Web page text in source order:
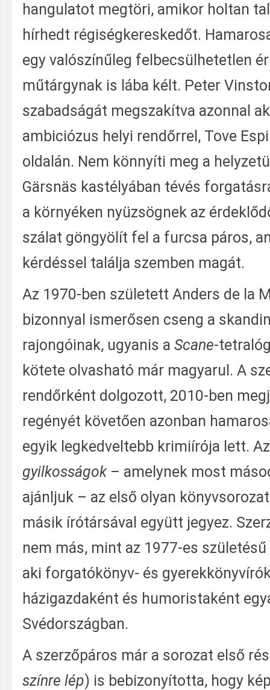
hangulatot megtöri, amikor holtan
hírhedt régiségkereskedőt.
egy valószínűleg felbecsülhetetlen
műtárgynak is lába kélt. Peter
szabadságát megszakítva azonnal
ambiciózus helyi rendőrrel, Tove
oldalán. Nem könnyíti meg a
Gärsnäs kastélyában tévés
a környéken nyüzsögnek az
szálat göngyölít fel a furcsa páros,
kérdéssel találja szemben magát.
Az 1970-ben született Anders de la
bizonnyal ismerősen cseng a
rajongóinak, ugyanis a Scane-
kötete olvasható már magyarul. A
rendőrként dolgozott, 2010-ben
regényét követően azonban
egyik legkedveltebb krimiírója lett.
gyilkosságok– amelynek most
ajánljuk – az első olyan
másik írótársával együtt jegyez.
nem más, mint az 1977-es
aki forgatókönyv- és
házigazdaként és humoristaként
Svédországban.
A szerzőpáros már a sorozat első
színre lép) is bebizonyította, hogy